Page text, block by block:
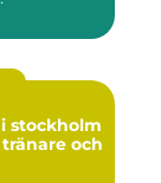
stockholm
och